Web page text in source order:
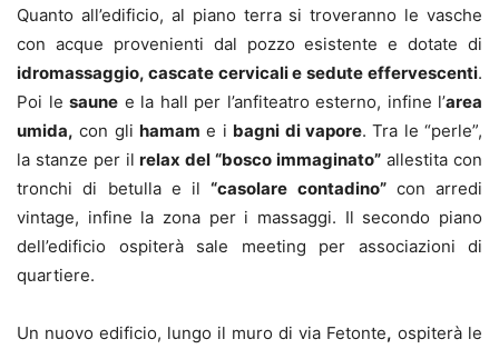
Quanto all’edificio, al piano terra si troveranno le vasche
con acque provenienti dal pozzo esistente e dotate di
idromassaggio, cascate cervicali e sedute effervescenti.
Poi le saune e la hall per l’anfiteatro esterno, infine l’area
umida, con glihamam e i bagni di vapore. Tra le “perle”,
la stanze per il relax del “bosco immaginato” allestita con
tronchi di betulla e il“casolare contadino”con arredi
vintage, infine la zona per i massaggi. Il secondo piano
dell’edificio ospiterà sale meeting per associazioni di
quartiere.
Un nuovo edificio, lungo il muro di via Fetonte, ospiterà le